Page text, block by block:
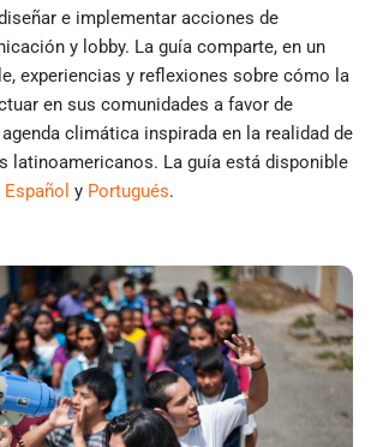
e implementar acciones de
y lobby. La guía comparte, en un
experiencias y reflexiones sobre cómo la
en sus comunidades a favor de
climática inspirada en la realidad de
latinoamericanos. La guía está disponible
Español y Portugués.